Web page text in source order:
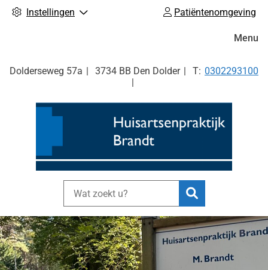
Instellingen Patiëntenomgeving
Dolderseweg 57a 3734 BB Den Dolder Tel:
0302293100
Zoeken
Menu